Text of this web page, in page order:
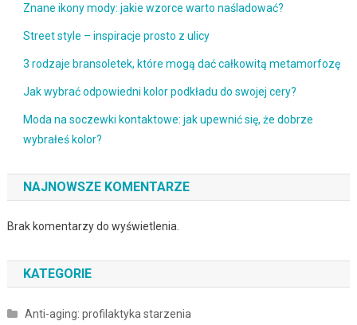
Znane ikony mody: jakie wzorce warto naśladować?
Street style – inspiracje prosto z ulicy
3 rodzaje bransoletek, które mogą dać całkowitą metamorfozę
Jak wybrać odpowiedni kolor podkładu do swojej cery?
Moda na soczewki kontaktowe: jak upewnić się, że dobrze
wybrałeś kolor?
NAJNOWSZE KOMENTARZE
Brak komentarzy do wyświetlenia.
KATEGORIE
Anti-aging: profilaktyka starzenia